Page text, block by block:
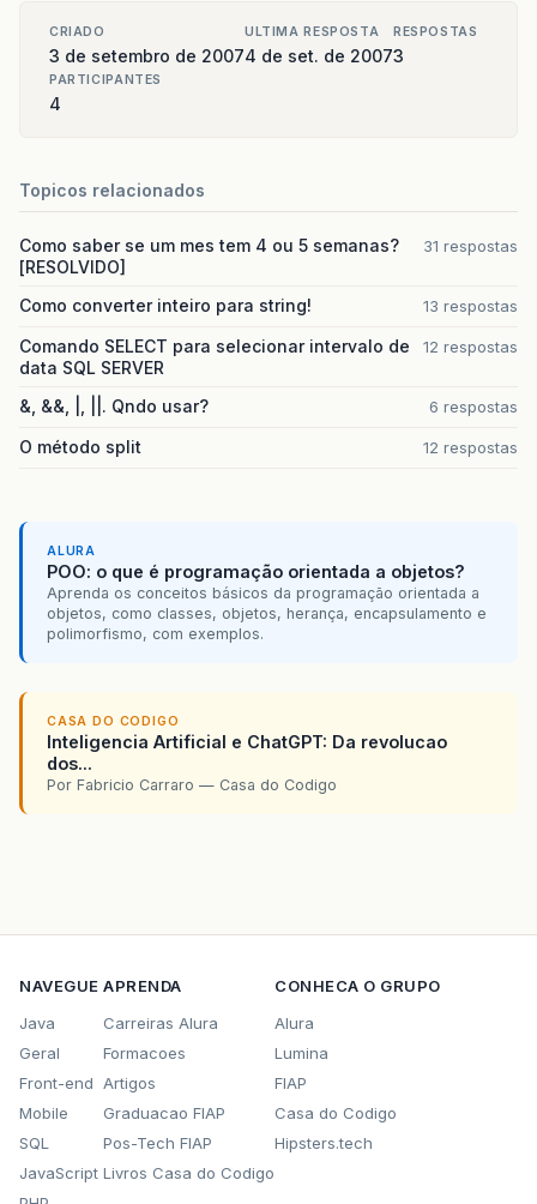
CRIADO
3 de setembro de 2007
ULTIMA RESPOSTA
4 de set. de 2007
RESPOSTAS
3
PARTICIPANTES
4
Topicos relacionados
Como saber se um mes tem 4 ou 5 semanas?
[RESOLVIDO]
31 respostas
Como converter inteiro para string! 13 respostas
Comando SELECT para selecionar intervalo de
data SQL SERVER
12 respostas
&, &&, |, ||. Qndo usar? 6 respostas
O método split 12 respostas
ALURA
POO: o que é programação orientada a objetos?
Aprenda os conceitos básicos da programação orientada a
objetos, como classes, objetos, herança, encapsulamento e
polimorfismo, com exemplos.
CASA DO CODIGO
Inteligencia Artificial e ChatGPT: Da revolucao
dos...
Por Fabricio Carraro — Casa do Codigo
NAVEGUE
Java
Geral
Front-end
Mobile
SQL
JavaScript
APRENDA
Carreiras Alura
Formacoes
Artigos
Graduacao FIAP
Pos-Tech FIAP
Livros Casa do Codigo
CONHECA O GRUPO
Alura
Lumina
FIAP
Casa do Codigo
Hipsters.tech